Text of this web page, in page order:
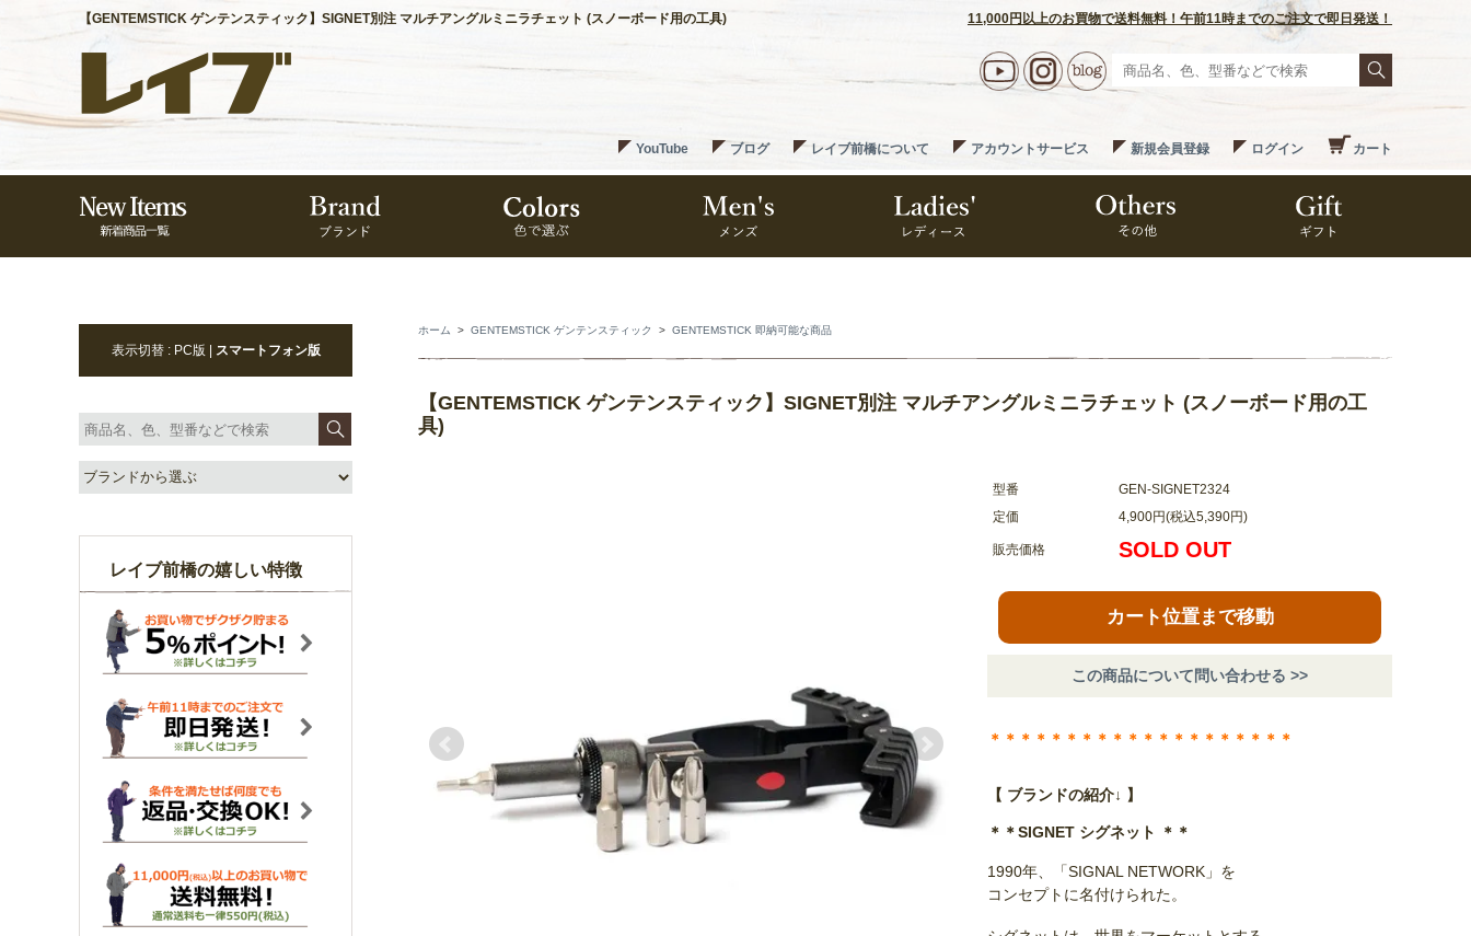
【GENTEMSTICK ゲンテンスティック】SIGNET別注 マルチアングルミニラチェット (スノーボード用の工具) 11,000円以上のお買物で送料無料！午前11時までのご注文で即日発送！
YouTube ブログ レイブ前橋について アカウントサービス 新規会員登録 ログイン カート
ホーム > GENTEMSTICK ゲンテンスティック > GENTEMSTICK 即納可能な商品
【GENTEMSTICK ゲンテンスティック】SIGNET別注 マルチアングルミニラチェット (スノーボード用の工
具)
型番
GEN-SIGNET2324
定価
4,900円(税込5,390円)
販売価格 SOLD OUT
カート位置まで移動
この商品について問い合わせる >>
＊＊＊＊＊＊＊＊＊＊＊＊＊＊＊＊＊＊＊＊
【 ブランドの紹介↓ 】
＊＊SIGNET シグネット ＊＊
1990年、「SIGNAL NETWORK」を
コンセプトに名付けられた。
表示切替 : PC版 | スマートフォン版
レイブ前橋の嬉しい特徴